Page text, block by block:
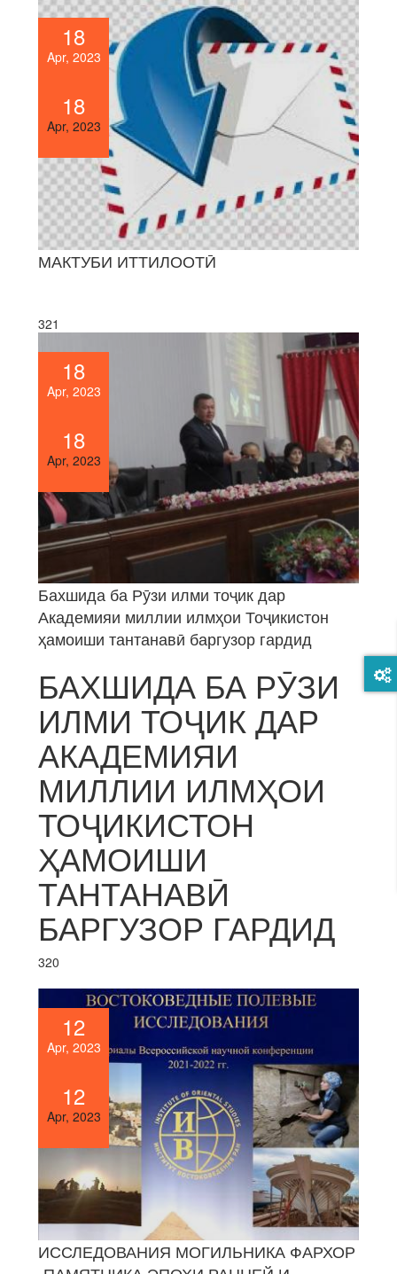
18
Apr, 2023
18
Apr, 2023
МАКТУБИ ИТТИЛООТӢ
321
18
Apr, 2023
18
Apr, 2023
Бахшида ба Рӯзи илми тоҷик дар
Академияи миллии илмҳои Тоҷикистон
ҳамоиши тантанавӣ баргузор гардид
БАХШИДА БА РӮЗИ
ИЛМИ ТОҶИК ДАР
АКАДЕМИЯИ
МИЛЛИИ ИЛМҲОИ
ТОҶИКИСТОН
ҲАМОИШИ
ТАНТАНАВӢ
БАРГУЗОР ГАРДИД
320
12
Apr, 2023
12
Apr, 2023
ИССЛЕДОВАНИЯ МОГИЛЬНИКА ФАРХОР